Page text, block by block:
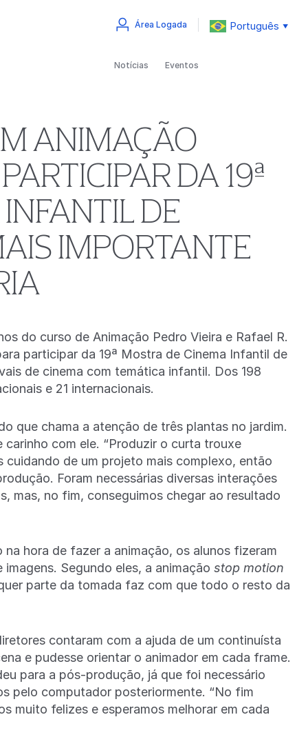
Área Logada Português ▼
Notícias Eventos
ANIMAÇÃO
DA 19ª
DE
IMPORTANTE
do curso de Animação Pedro Vieira e Rafael R.
participar da 19ª Mostra de Cinema Infantil de
de cinema com temática infantil. Dos 198
e 21 internacionais.
que chama a atenção de três plantas no jardim.
com ele. “Produzir o curta trouxe
de um projeto mais complexo, então
Foram necessárias diversas interações
mas, no fim, conseguimos chegar ao resultado
hora de fazer a animação, os alunos fizeram
Segundo eles, a animação stop motion
parte da tomada faz com que todo o resto da
contaram com a ajuda de um continuísta
e pudesse orientar o animador em cada frame.
para a pós-produção, já que foi necessário
pelo computador posteriormente. “No fim
muito felizes e esperamos melhorar em cada